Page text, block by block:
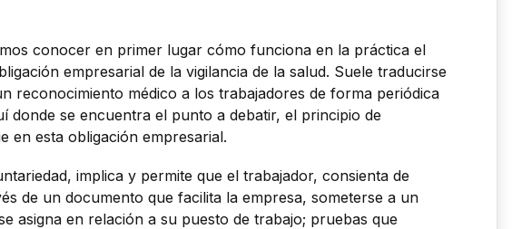
conocer en primer lugar cómo funciona en la práctica el
empresarial de la vigilancia de la salud. Suele traducirse
reconocimiento médico a los trabajadores de forma periódica
donde se encuentra el punto a debatir, el principio de
en esta obligación empresarial.
implica y permite que el trabajador, consienta de
de un documento que facilita la empresa, someterse a un
asigna en relación a su puesto de trabajo; pruebas que